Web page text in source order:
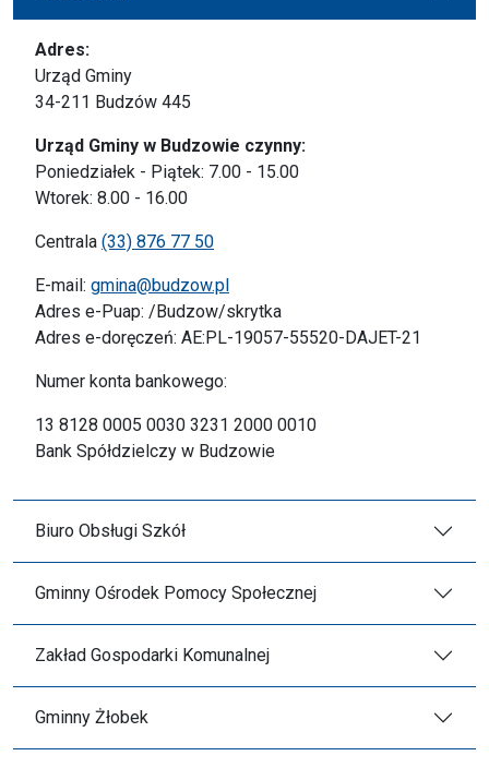
Adres:
Urząd Gminy
34-211 Budzów 445
Urząd Gminy w Budzowie czynny:
Poniedziałek - Piątek: 7.00 - 15.00
Wtorek: 8.00 - 16.00
Centrala (33) 876 77 50
E-mail: gmina@budzow.pl
Adres e-Puap: /Budzow/skrytka
Adres e-doręczeń: AE:PL-19057-55520-DAJET-21
Numer konta bankowego:
13 8128 0005 0030 3231 2000 0010
Bank Spółdzielczy w Budzowie
Biuro Obsługi Szkół
Gminny Ośrodek Pomocy Społecznej
Zakład Gospodarki Komunalnej
Gminny Żłobek